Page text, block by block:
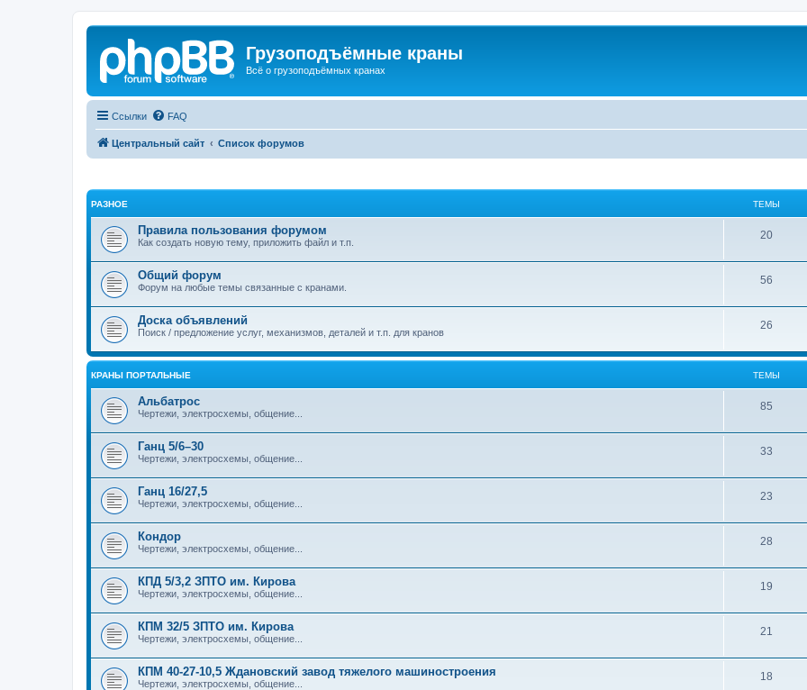
Грузоподъёмные краны
Всё о грузоподъёмных кранах
Ссылки FAQ
Центральный сайт Список форумов
РАЗНОЕ ТЕМЫ
Правила пользования форумом
Как создать новую тему, приложить файл и т.п.
20
Общий форум
Форум на любые темы связанные с кранами.
56
Доска объявлений
Поиск / предложение услуг, механизмов, деталей и т.п. для кранов
26
КРАНЫ ПОРТАЛЬНЫЕ ТЕМЫ
Альбатрос
Чертежи, электросхемы, общение...
85
Ганц 5/6–30
Чертежи, электросхемы, общение...
33
Ганц 16/27,5
Чертежи, электросхемы, общение...
23
Кондор
Чертежи, электросхемы, общение...
28
КПД 5/3,2 ЗПТО им. Кирова
Чертежи, электросхемы, общение...
19
КПМ 32/5 ЗПТО им. Кирова
Чертежи, электросхемы, общение...
21
КПМ 40-27-10,5 Ждановский завод тяжелого машиностроения
Чертежи, электросхемы, общение...
18